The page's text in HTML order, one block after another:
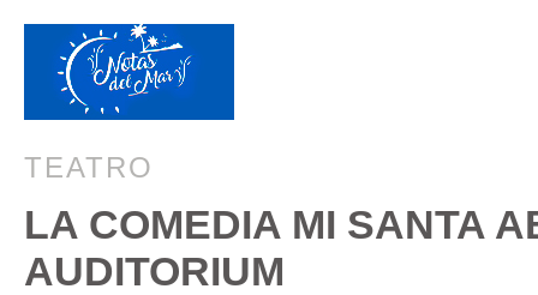
TEATRO
LA COMEDIA MI SANTA
AUDITORIUM